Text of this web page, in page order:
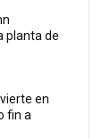
planta de
en
fin a